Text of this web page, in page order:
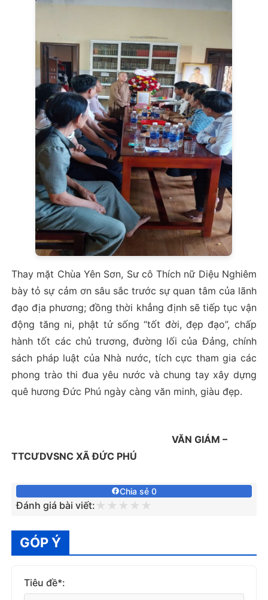
Thay mặt Chùa Yên Sơn, Sư cô Thích nữ Diệu Nghiêm
bày tỏ sự cảm ơn sâu sắc trước sự quan tâm của lãnh
đạo địa phương; đồng thời khẳng định sẽ tiếp tục vận
động tăng ni, phật tử sống “tốt đời, đẹp đạo”, chấp
hành tốt các chủ trương, đường lối của Đảng, chính
sách pháp luật của Nhà nước, tích cực tham gia các
phong trào thi đua yêu nước và chung tay xây dựng
quê hương Đức Phú ngày càng văn minh, giàu đẹp.
VĂN GIÁM –
TTCƯDVSNC XÃ ĐỨC PHÚ
Chia sẻ 0
Đánh giá bài viết: ★ ★ ★ ★ ★
GÓP Ý
Tiêu đề*: